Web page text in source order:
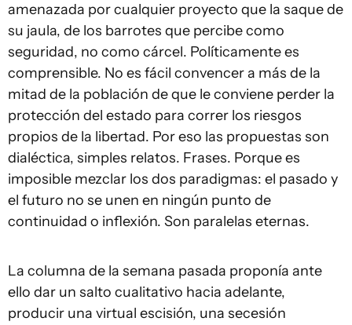
amenazada por cualquier proyecto que la saque de
su jaula, de los barrotes que percibe como
seguridad, no como cárcel. Políticamente es
comprensible. No es fácil convencer a más de la
mitad de la población de que le conviene perder la
protección del estado para correr los riesgos
propios de la libertad. Por eso las propuestas son
dialéctica, simples relatos. Frases. Porque es
imposible mezclar los dos paradigmas: el pasado y
el futuro no se unen en ningún punto de
continuidad o inflexión. Son paralelas eternas.
La columna de la semana pasada proponía ante
ello dar un salto cualitativo hacia adelante,
producir una virtual escisión, una secesión